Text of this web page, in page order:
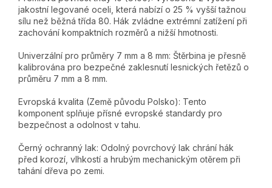
jakostní legované oceli, která nabízí o 25 % vyšší tažnou
sílu než běžná třída 80. Hák zvládne extrémní zatížení při
zachování kompaktních rozměrů a nižší hmotnosti.
Univerzální pro průměry 7 mm a 8 mm: Štěrbina je přesně
kalibrována pro bezpečné zaklesnutí lesnických řetězů o
průměru 7 mm a 8 mm.
Evropská kvalita (Země původu Polsko): Tento
komponent splňuje přísné evropské standardy pro
bezpečnost a odolnost v tahu.
Černý ochranný lak: Odolný povrchový lak chrání hák
před korozí, vlhkostí a hrubým mechanickým otěrem při
tahání dřeva po zemi.